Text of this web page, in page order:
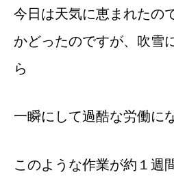
今日は天気に恵まれたの
かどったのですが、吹雪
ら
一瞬にして過酷な労働に
このような作業が約１週